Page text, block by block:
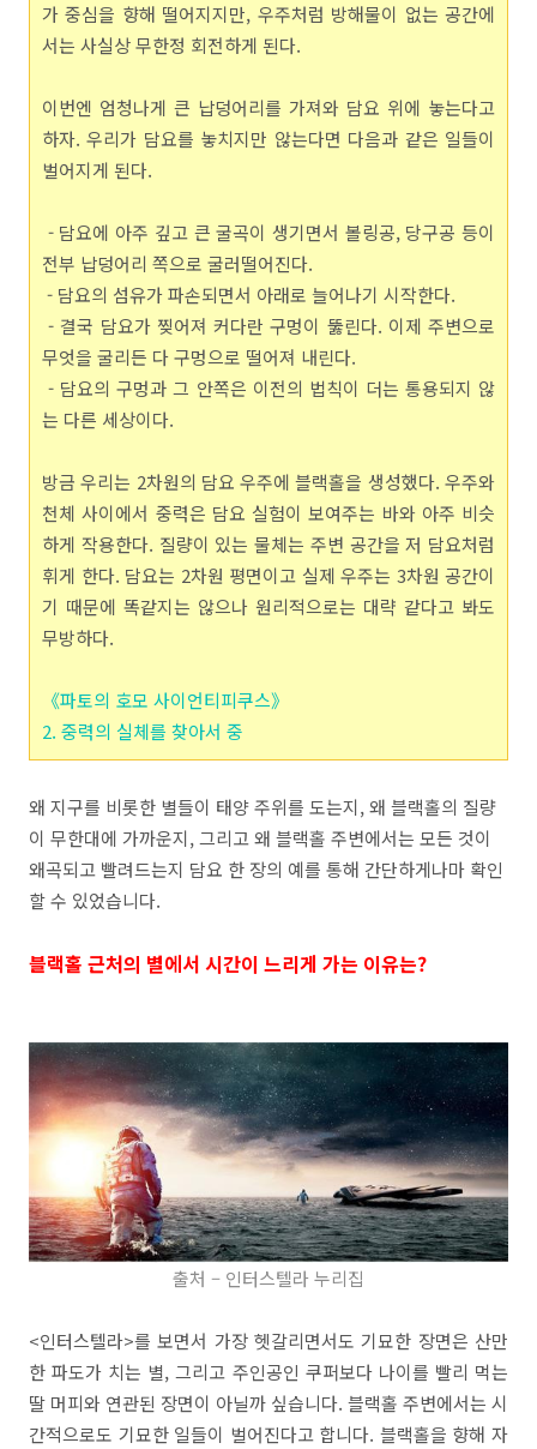
가 중심을 향해 떨어지지만, 우주처럼 방해물이 없는 공간에
서는 사실상 무한정 회전하게 된다.
이번엔 엄청나게 큰 납덩어리를 가져와 담요 위에 놓는다고
하자. 우리가 담요를 놓치지만 않는다면 다음과 같은 일들이
벌어지게 된다.
- 담요에 아주 깊고 큰 굴곡이 생기면서 볼링공, 당구공 등이
전부 납덩어리 쪽으로 굴러떨어진다.
- 담요의 섬유가 파손되면서 아래로 늘어나기 시작한다.
- 결국 담요가 찢어져 커다란 구멍이 뚫린다. 이제 주변으로
무엇을 굴리든 다 구멍으로 떨어져 내린다.
- 담요의 구멍과 그 안쪽은 이전의 법칙이 더는 통용되지 않
는 다른 세상이다.
방금 우리는 2차원의 담요 우주에 블랙홀을 생성했다. 우주와
천체 사이에서 중력은 담요 실험이 보여주는 바와 아주 비슷
하게 작용한다. 질량이 있는 물체는 주변 공간을 저 담요처럼
휘게 한다. 담요는 2차원 평면이고 실제 우주는 3차원 공간이
기 때문에 똑같지는 않으나 원리적으로는 대략 같다고 봐도
무방하다.
《파토의 호모 사이언티피쿠스》
2. 중력의 실체를 찾아서 중
왜 지구를 비롯한 별들이 태양 주위를 도는지, 왜 블랙홀의 질량
이 무한대에 가까운지, 그리고 왜 블랙홀 주변에서는 모든 것이
왜곡되고 빨려드는지 담요 한 장의 예를 통해 간단하게나마 확인
할 수 있었습니다.
블랙홀 근처의 별에서 시간이 느리게 가는 이유는?
출처 – 인터스텔라 누리집
<인터스텔라>를 보면서 가장 헷갈리면서도 기묘한 장면은 산만
한 파도가 치는 별, 그리고 주인공인 쿠퍼보다 나이를 빨리 먹는
딸 머피와 연관된 장면이 아닐까 싶습니다. 블랙홀 주변에서는 시
간적으로도 기묘한 일들이 벌어진다고 합니다. 블랙홀을 향해 자